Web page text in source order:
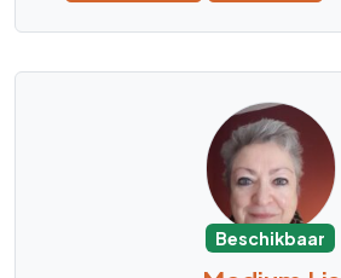
Beschikbaar